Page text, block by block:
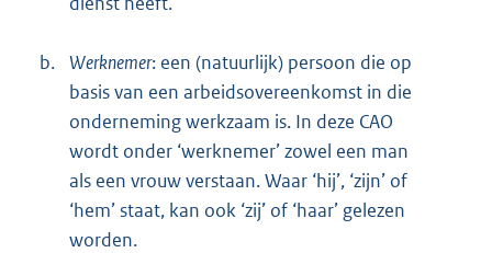
b. Werknemer: een (natuurlijk) persoon die op
basis van een arbeidsovereenkomst in die
onderneming werkzaam is. In deze CAO
wordt onder ‘werknemer’ zowel een man
als een vrouw verstaan. Waar ‘hij’, ‘zijn’ of
‘hem’ staat, kan ook ‘zij’ of ‘haar’ gelezen
worden.